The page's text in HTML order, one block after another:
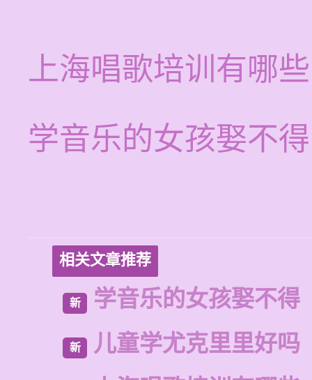
上海唱歌培训有哪些
学音乐的女孩娶不得
相关文章推荐
新 学音乐的女孩娶不得
新
儿童学尤克里里好吗